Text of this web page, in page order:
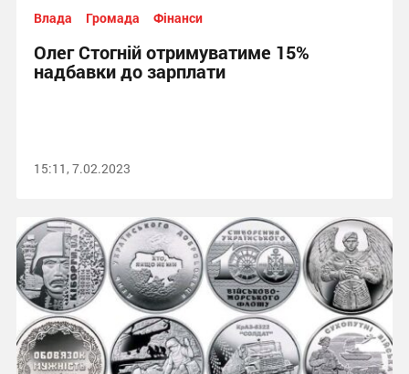
Влада Громада Фінанси
Олег Стогній отримуватиме 15%
надбавки до зарплати
15:11, 7.02.2023